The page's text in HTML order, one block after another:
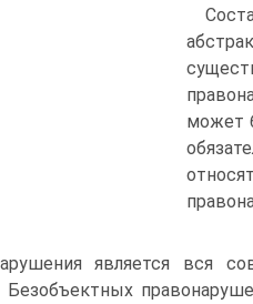
может
является вся